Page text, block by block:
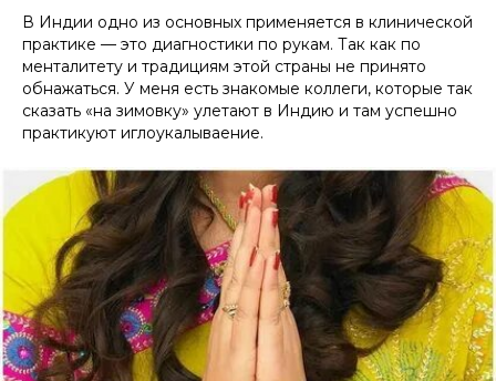
В Индии одно из основных применяется в клинической
практике — это диагностики по рукам. Так как по
менталитету и традициям этой страны не принято
обнажаться. У меня есть знакомые коллеги, которые так
сказать «на зимовку» улетают в Индию и там успешно
практикуют иглоукалываение.